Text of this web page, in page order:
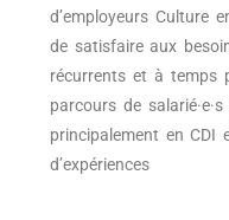
d’employeurs Culture
de satisfaire aux
récurrents et à temps
parcours de
principalement en CDI
d’expériences